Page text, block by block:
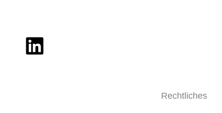
L
i
Rechtliches